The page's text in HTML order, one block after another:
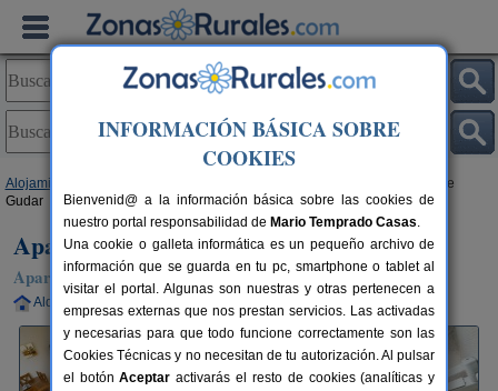
Alojamientos
> Apartamentos Rurales Sierra de
Gudar
Apartamentos Rurales Sierra de Gudar
Apartamentos Rurales en Gudar (Teruel)
Alquiler completo 57 km de Teruel
INFORMACIÓN BÁSICA SOBRE
COOKIES
Bienvenid@ a la información básica sobre las cookies de
nuestro portal responsabilidad de Mario Temprado Casas.
Una cookie o galleta informática es un pequeño archivo de
información que se guarda en tu pc, smartphone o tablet al
visitar el portal. Algunas son nuestras y otras pertenecen a
empresas externas que nos prestan servicios. Las activadas
y necesarias para que todo funcione correctamente son las
Cookies Técnicas y no necesitan de tu autorización. Al pulsar
el botónAceptar activarás el resto de cookies (analíticas y